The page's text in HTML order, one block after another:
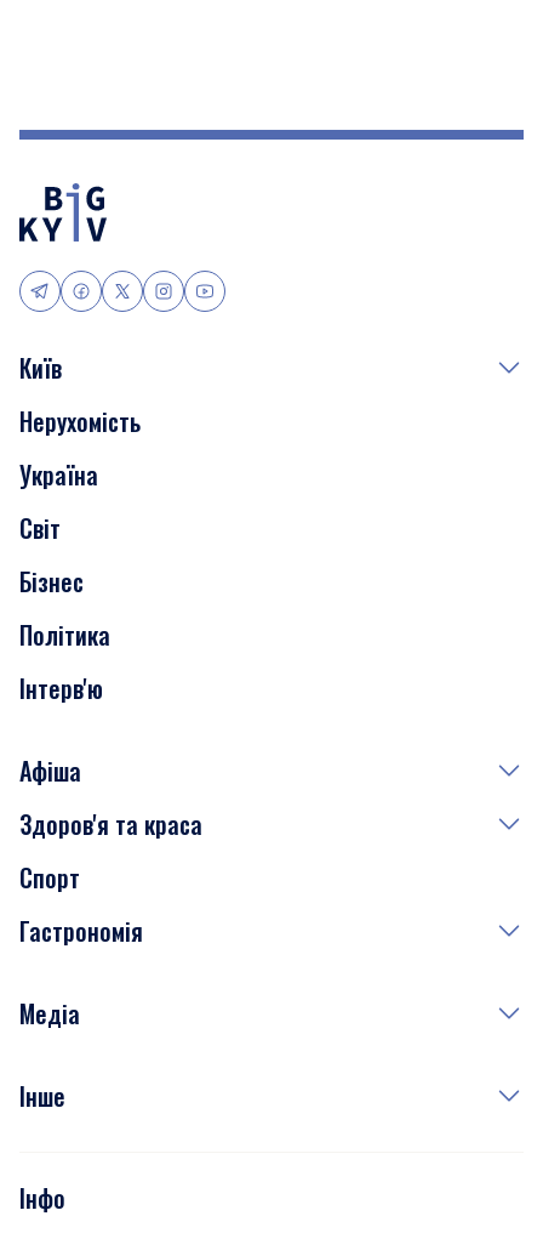
Київ
Події
Скандали
Нерухомість
Транспорт
Нерухомість
Україна
Світ
Бізнес
Політика
Інтерв'ю
Афіша
Сьогодні
Завтра
Субота
Здоров'я та краса
Медицина
Краса
Спорт
Гастрономія
Рецепти
Медіа
Фото
Подкасти
Інше
Тести
Інфо